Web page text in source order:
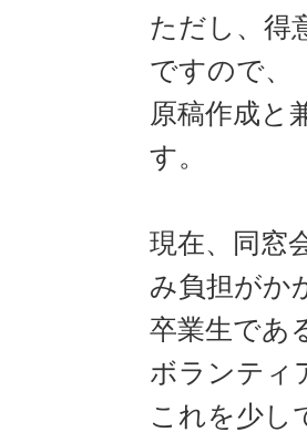
ただし、得
ですので、
原稿作成と
す。
現在、同窓
み負担がか
卒業生であ
ボランティ
これを少し